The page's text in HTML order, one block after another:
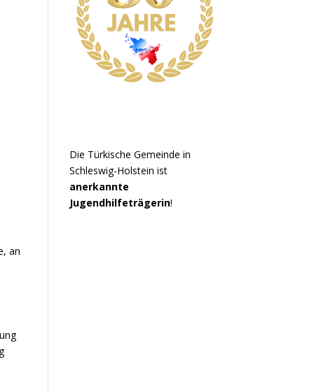
an
Die Türkische Gemeinde in
Schleswig-Holstein ist
anerkannte
Jugendhilfeträgerin!